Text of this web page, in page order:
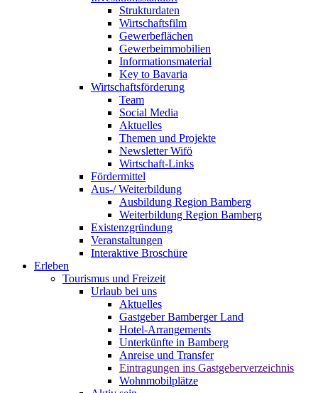
Strukturdaten
Wirtschaftsfilm
Gewerbeflächen
Gewerbeimmobilien
Informationsmaterial
Key to Bavaria
Wirtschaftsförderung
Team
Social Media
Aktuelles
Themen und Projekte
Newsletter Wifö
Wirtschaft-Links
Fördermittel
Aus-/ Weiterbildung
Ausbildung Region Bamberg
Weiterbildung Region Bamberg
Existenzgründung
Veranstaltungen
Interaktive Broschüre
Erleben
Tourismus und Freizeit
Urlaub bei uns
Aktuelles
Gastgeber Bamberger Land
Hotel-Arrangements
Unterkünfte in Bamberg
Anreise und Transfer
Eintragungen ins Gastgeberverzeichnis
Wohnmobilplätze